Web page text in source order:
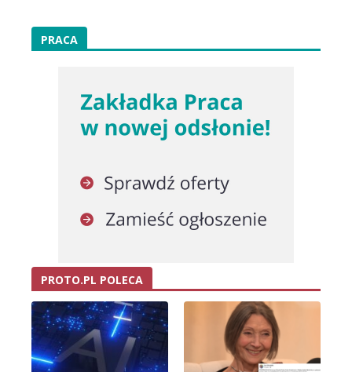
PRACA
PROTO.PL POLECA